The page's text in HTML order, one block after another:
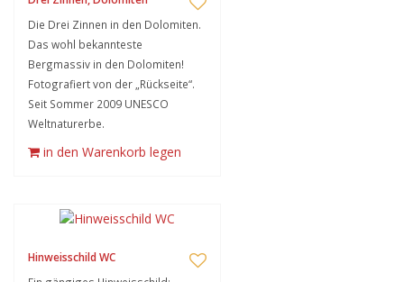
Die Drei Zinnen in den Dolomiten.
Das wohl bekannteste
Bergmassiv in den Dolomiten!
Fotografiert von der „Rückseite“.
Seit Sommer 2009 UNESCO
Weltnaturerbe.
in den Warenkorb legen
Hinweisschild WC